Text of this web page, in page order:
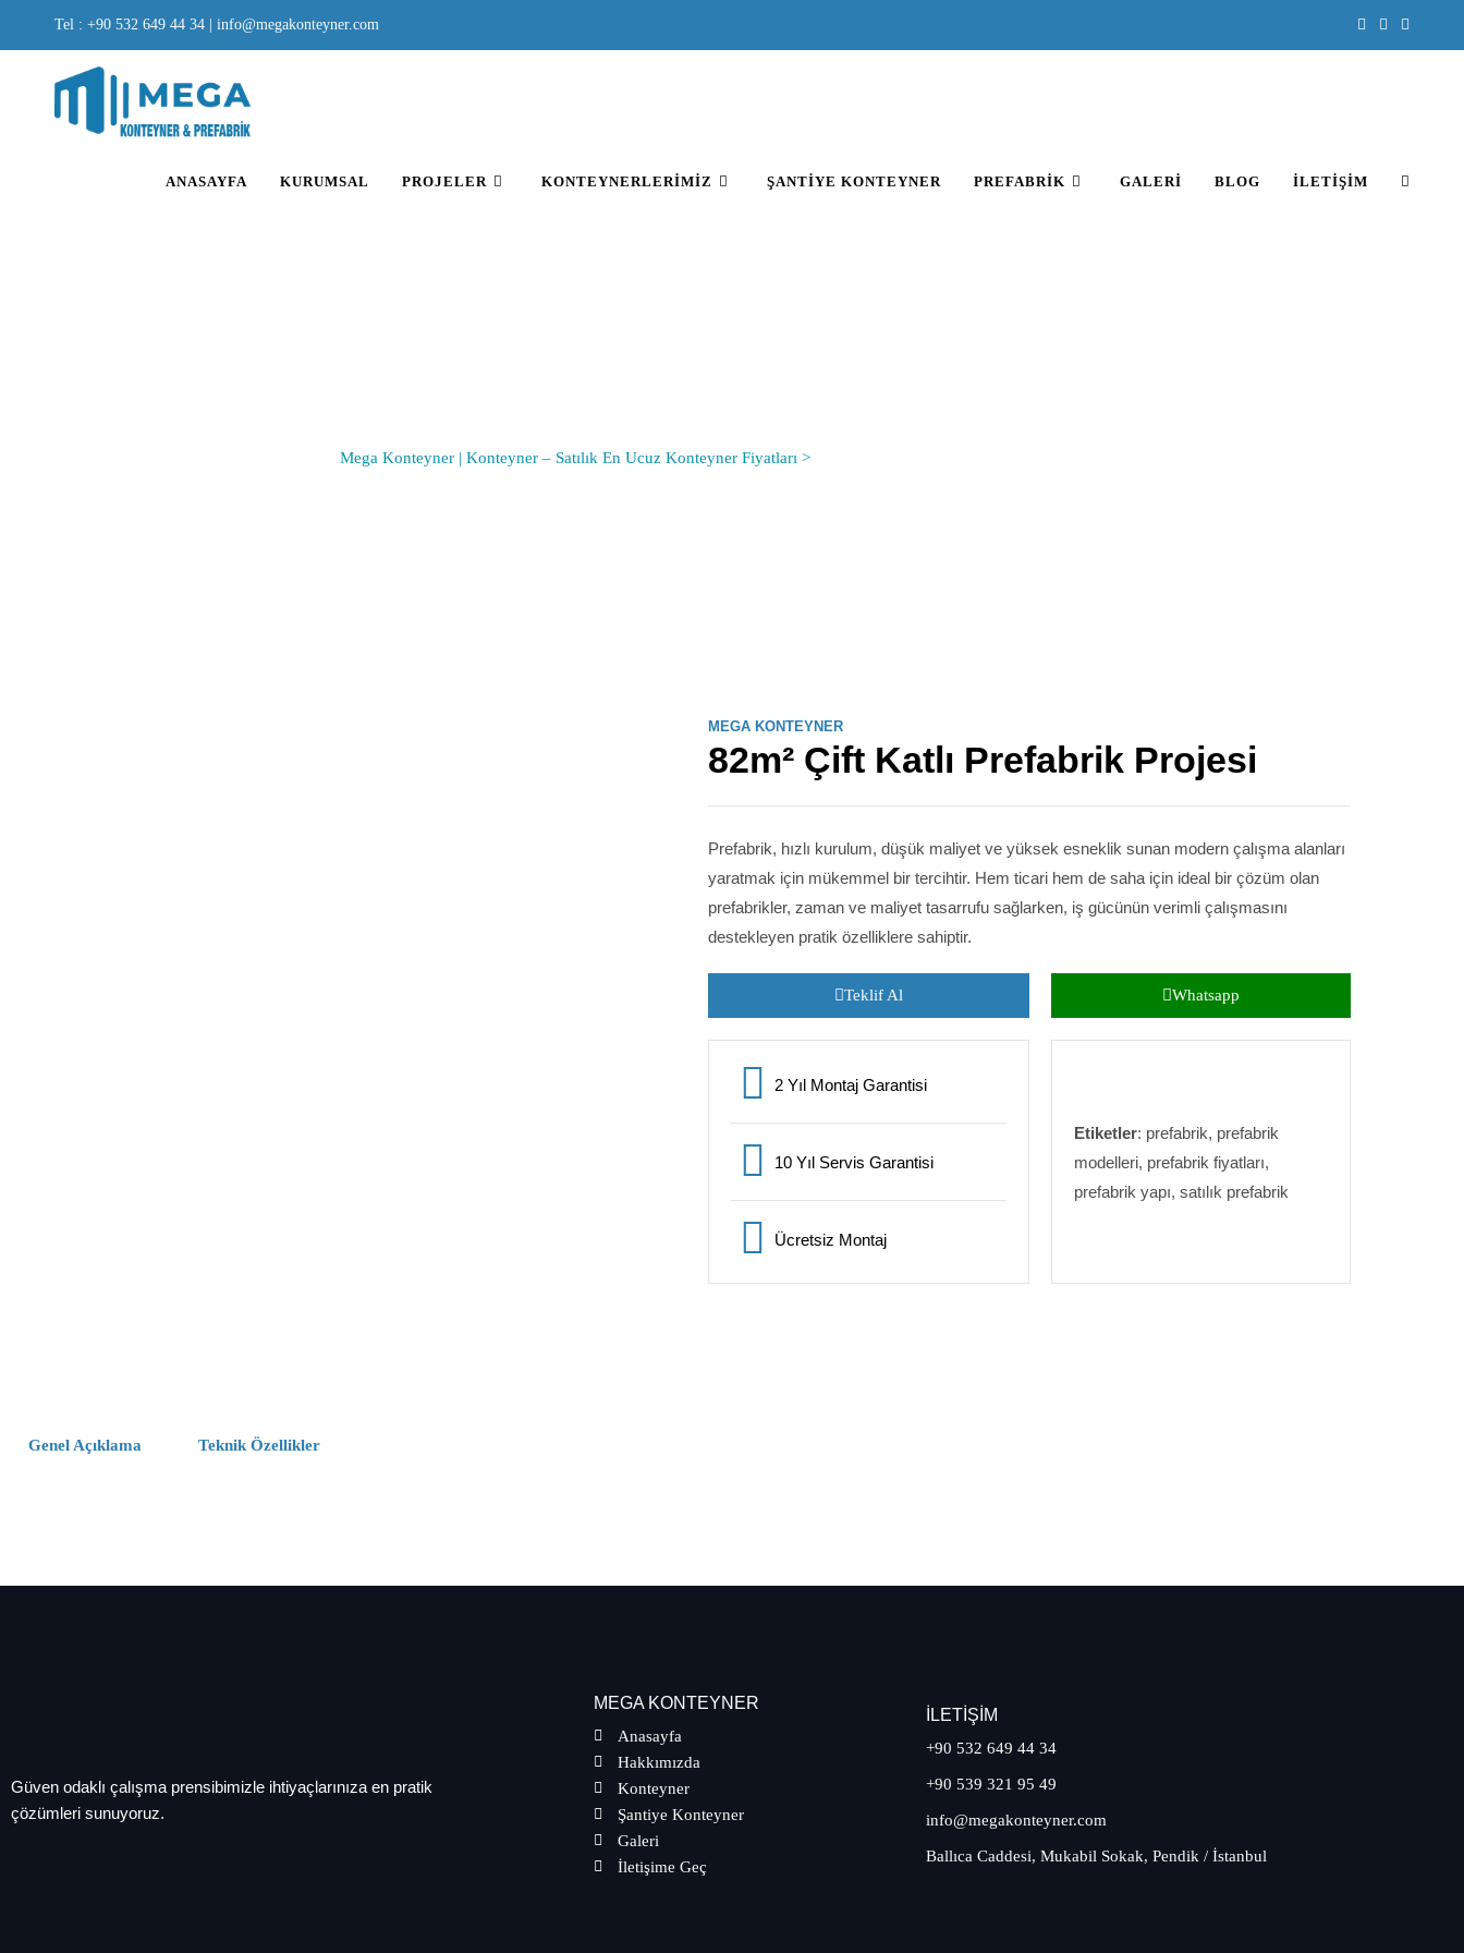
Tel : +90 532 649 44 34 info@megakonteyner.com
ANASAYFA KURUMSAL PROJELER KONTEYNERLERIMIZ ŞANTIYE KONTEYNER PREFABRIK GALERI BLOG İLETIŞIM
Mega Konteyner | Konteyner – Satılık En Ucuz Konteyner Fiyatları >82m² Çift Katlı Prefabrik Projesi
MEGA KONTEYNER
82m² Çift Katlı Prefabrik Projesi
Prefabrik, hızlı kurulum, düşük maliyet ve yüksek esneklik sunan modern çalışma alanları
yaratmak için mükemmel bir tercihtir. Hem ticari hem de saha için ideal bir çözüm olan
prefabrikler, zaman ve maliyet tasarrufu sağlarken, iş gücünün verimli çalışmasını
destekleyen pratik özelliklere sahiptir.
Teklif Al Whatsapp
2 Yıl Montaj Garantisi
10 Yıl Servis Garantisi
Ücretsiz Montaj
Etiketler: prefabrik, prefabrik
modelleri, prefabrik fiyatları,
prefabrik yapı, satılık prefabrik
Genel Açıklama Teknik Özellikler
Güven odaklı çalışma prensibimizle ihtiyaçlarınıza en pratik
çözümleri sunuyoruz.
MEGA KONTEYNER
Anasayfa
Hakkımızda
Konteyner
Şantiye Konteyner
Galeri
İletişime Geç
İLETIŞIM
+90 532 649 44 34
+90 539 321 95 49
info@megakonteyner.com
Ballıca Caddesi, Mukabil Sokak, Pendik / İstanbul